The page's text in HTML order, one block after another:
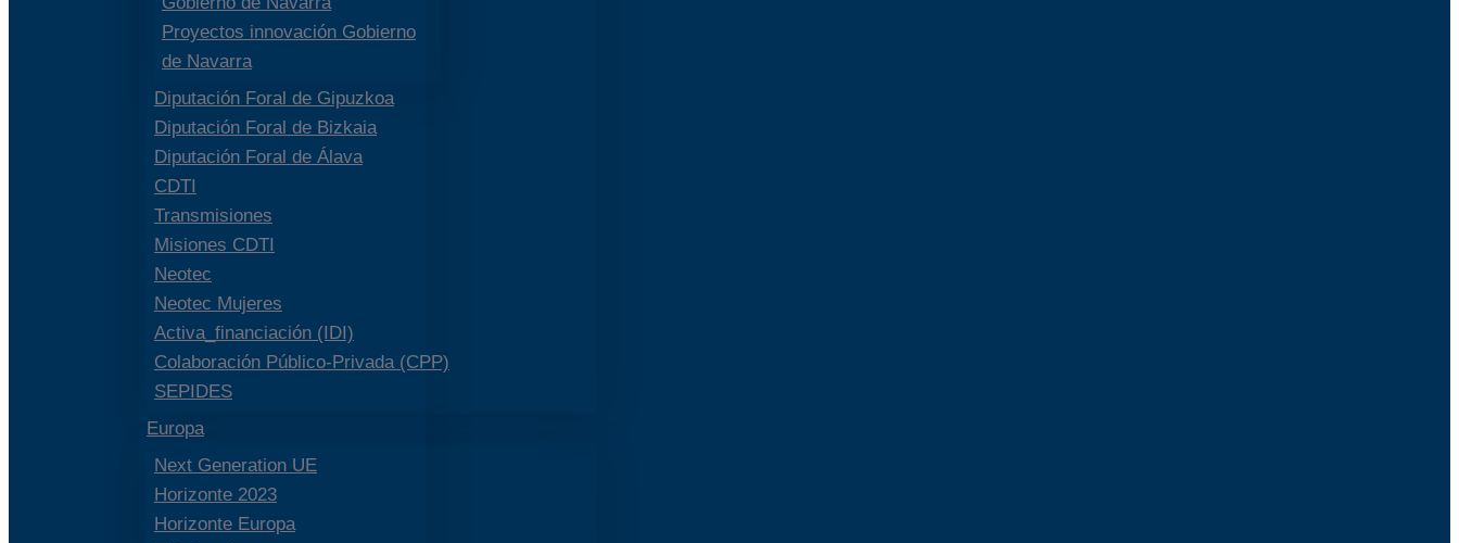
Proyectos innovación Gobierno
de Navarra
Diputación Foral de Gipuzkoa
Diputación Foral de Bizkaia
Diputación Foral de Álava
CDTI
Transmisiones
Misiones CDTI
Neotec
Neotec Mujeres
Activa_financiación (IDI)
Colaboración Público-Privada (CPP)
SEPIDES
Europa
Next Generation UE
Horizonte 2023
Horizonte Europa